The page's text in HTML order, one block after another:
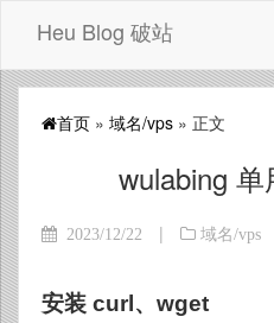
Heu Blog 破站
首页 » 域名/vps » 正文
wulabing
2023/12/22 | 域名/vps
安装 curl、wget